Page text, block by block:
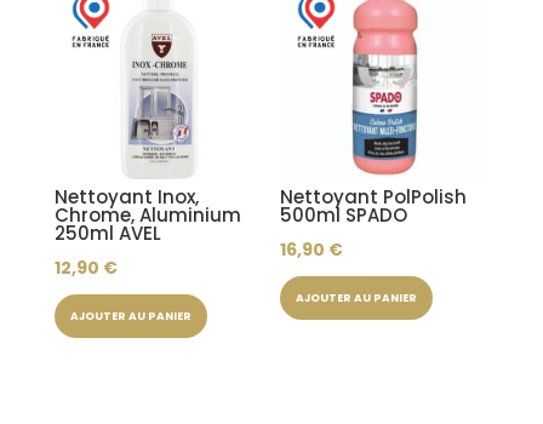
Nettoyant Inox,
Chrome, Aluminium
250ml AVEL
12,90 €
AJOUTER AU PANIER
Nettoyant PolPolish
500ml SPADO
16,90 €
AJOUTER AU PANIER